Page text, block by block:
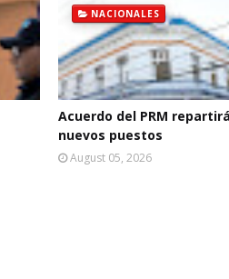
NACIONALES
Acuerdo del PRM
nuevos puestos
August 05, 2026